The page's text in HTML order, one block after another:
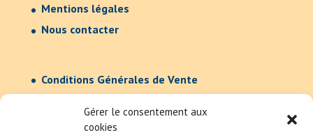
Gérer le consentement aux
cookies
Mentions légales
Nous contacter
Conditions Générales de Vente